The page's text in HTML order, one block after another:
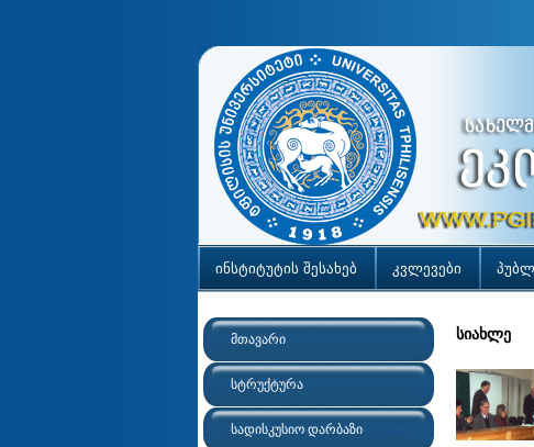
ინსტიტუტის შესახებ კვლევები
მთავარი
სტრუქტურა
სადისკუსიო დარბაზი
სიახლე